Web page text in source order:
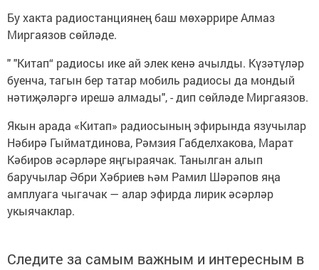
Бу хакта радиостанциянең баш мөхәррире Алмаз
Миргаязов сөйләде.
" "Китап“ радиосы ике ай элек кенә ачылды. Күзәтүләр
буенча, тагын бер татар мобиль радиосы да мондый
нәтиҗәләргә ирешә алмады", - дип сөйләде Миргаязов.
Якын арада «Китап» радиосының эфирында язучылар
Нәбирә Гыйматдинова, Рәмзия Габделхакова, Марат
Кәбиров әсәрләре яңгыраячак. Танылган алып
баручылар Әбри Хәбриев һәм Рамил Шәрәпов яңа
амплуага чыгачак — алар эфирда лирик әсәрләр
укыячаклар.
Следите за самым важным и интересным в